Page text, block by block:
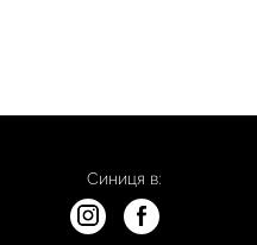
Синиця в: